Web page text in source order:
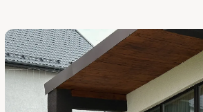
Открывайте вкладки и читайте
подробную информацию по каждому из
этапов